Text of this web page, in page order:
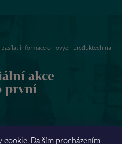
cookie. Dalším procházením
informace o nových produktech na
akce
první